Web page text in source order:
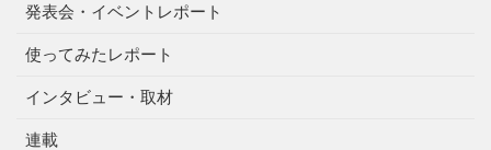
発表会・イベントレポート
使ってみたレポート
インタビュー・取材
連載